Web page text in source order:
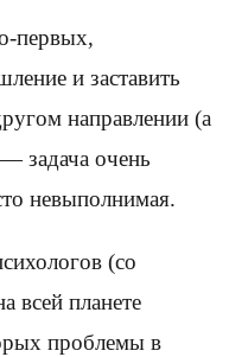
первых,
и заставить
направлении (а
задача очень
невыполнимая.
(со
всей планете
проблемы в